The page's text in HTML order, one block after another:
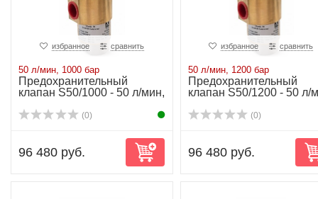
избранное сравнить
50 л/мин, 1000 бар
Предохранительный
клапан S50/1000 - 50 л/мин,
(0)
96 480 руб.
избранное сравнить
50 л/мин, 1200 бар
Предохранительный
клапан S50/1200 - 50 л/
(0)
96 480 руб.